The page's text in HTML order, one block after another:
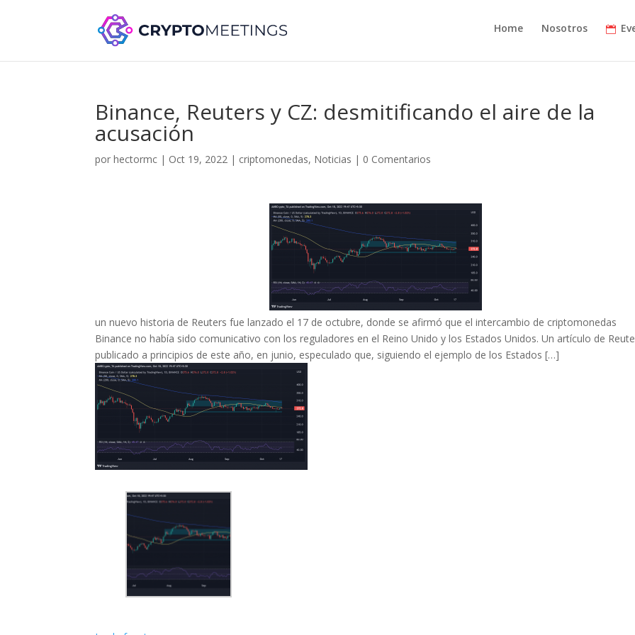
Home Nosotros
Binance, Reuters y CZ: desmitificando el aire de la
acusación
porhectormc | Oct 19, 2022 | criptomonedas, Noticias | 0 Comentarios
un nuevo historia de Reuters fue lanzado el 17 de octubre, donde se afirmó que el intercambio de criptomonedas
Binance no había sido comunicativo con los reguladores en el Reino Unido y los Estados Unidos. Un artículo de
publicado a principios de este año, en junio, especulado que, siguiendo el ejemplo de los Estados […]